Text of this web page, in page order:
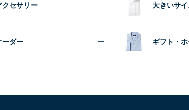
クセサリー
ーダー
大きいサ
ギフト・